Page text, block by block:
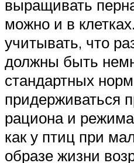
выращивать
можно и в
учитывать, что
должны быть
стандартных
придерживаться
рациона и
как у птиц при
образе жизни